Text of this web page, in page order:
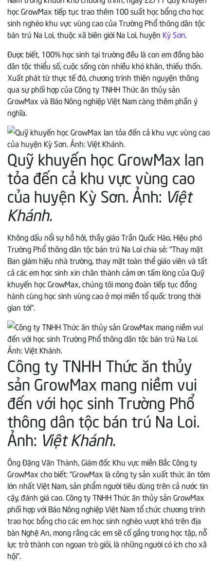
học GrowMax tiếp tục trao thêm 100 suất học bổng cho học
sinh nghèo khu vực vùng cao của Trường Phổ thông dân tộc
bán trú Na Loi, thuộc xã biên giới Na Loi, huyện Kỳ Sơn.
Được biết, 100% học sinh tại trường đều là con em đồng bào
dân tộc thiểu số, cuộc sống còn nhiều khó khăn, thiếu thốn.
Xuất phát từ thực tế đó, chương trình thiện nguyện thông
qua sự phối hợp của Công ty TNHH Thức ăn thủy sản
GrowMax và Báo Nông nghiệp Việt Nam càng thêm phần ý
nghĩa.
Quỹ khuyến học GrowMax lan
tỏa đến cả khu vực vùng cao
của huyện Kỳ Sơn. Ảnh: Việt
Khánh.
Không dấu nổi sự hồ hởi, thầy giáo Trần Quốc Hào, Hiệu phó
Trường Phổ thông dân tộc bán trú Na Loi chia sẻ: “Thay mặt
Ban giám hiệu nhà trường, thay mặt toàn thể giáo viên và tất
cả các em học sinh xin chân thành cảm ơn tấm lòng của Quỹ
khuyến học GrowMax, chúng tôi mong đoàn tiếp tục đồng
hành cùng học sinh vùng cao ở mọi miền tổ quốc trong thời
gian tới”.
Công ty TNHH Thức ăn thủy
sản GrowMax mang niềm vui
đến với học sinh Trường Phổ
thông dân tộc bán trú Na Loi.
Ảnh: Việt Khánh.
Ông Đặng Văn Thành, Giám đốc Khu vực miền Bắc Công ty
GrowMax cho biết: “GrowMax là công ty sản xuất thức ăn tôm
lớn nhất Việt Nam, sản phẩm người tiêu dùng trên cả nước tin
cậy, đánh giá cao. Công ty TNHH Thức ăn thủy sản GrowMax
phối hợp với Báo Nông nghiệp Việt Nam tổ chức chương trình
trao học bổng cho các em học sinh nghèo vượt khó trên địa
bàn Nghệ An, mong rằng các em sẽ cố gắng trong học tập, nỗ
lực trở thành con ngoan trò giỏi, là những người có ích cho xã
hội”.